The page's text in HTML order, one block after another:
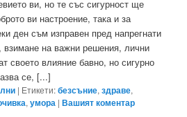
ви, но те със сигурност ще
ви настроение, така и за
ден съм изправен пред напрегнати
взимане на важни решения, лични
своето влияние бавно, но сигурно
се, [...]
| Етикети:безсъние,здраве,
,умора |Вашият коментар